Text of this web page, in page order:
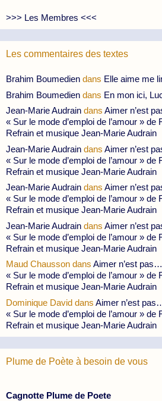
>>> Les Membres <<<
Les commentaires des textes
Brahim Boumedien dans Elle aime me
Brahim Boumedien dans En mon ici,
Jean-Marie Audrain dans Aimer n’est
« Sur le mode d’emploi de l’amour »
Refrain et musique Jean-Marie Audrain
Jean-Marie Audrain dans Aimer n’est
« Sur le mode d’emploi de l’amour »
Refrain et musique Jean-Marie Audrain
Jean-Marie Audrain dans Aimer n’est
« Sur le mode d’emploi de l’amour »
Refrain et musique Jean-Marie Audrain
Jean-Marie Audrain dans Aimer n’est
« Sur le mode d’emploi de l’amour »
Refrain et musique Jean-Marie Audrain
Maud Chausson dans Aimer n’est
« Sur le mode d’emploi de l’amour »
Refrain et musique Jean-Marie Audrain
Dominique David dans Aimer n’est
« Sur le mode d’emploi de l’amour »
Refrain et musique Jean-Marie Audrain
Plume de Poète à besoin de vous
Cagnotte Plume de Poete